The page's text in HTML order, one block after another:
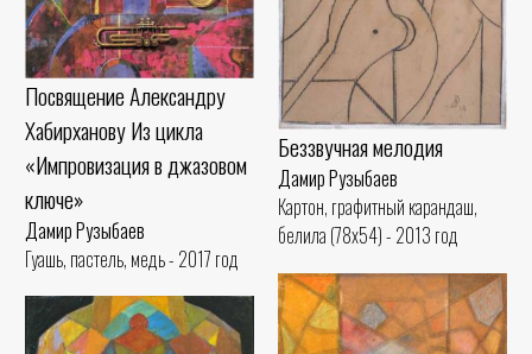
Беззвучная мелодия
Дамир Рузыбаев
Картон, графитный карандаш,
белила (78x54) - 2013 год
Посвящение Александру
Хабирханову Из цикла
«Импровизация в джазовом
ключе»
Дамир Рузыбаев
Гуашь, пастель, медь - 2017 год